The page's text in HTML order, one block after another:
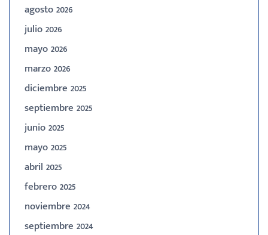
agosto 2026
julio 2026
mayo 2026
marzo 2026
diciembre 2025
septiembre 2025
junio 2025
mayo 2025
abril 2025
febrero 2025
noviembre 2024
septiembre 2024